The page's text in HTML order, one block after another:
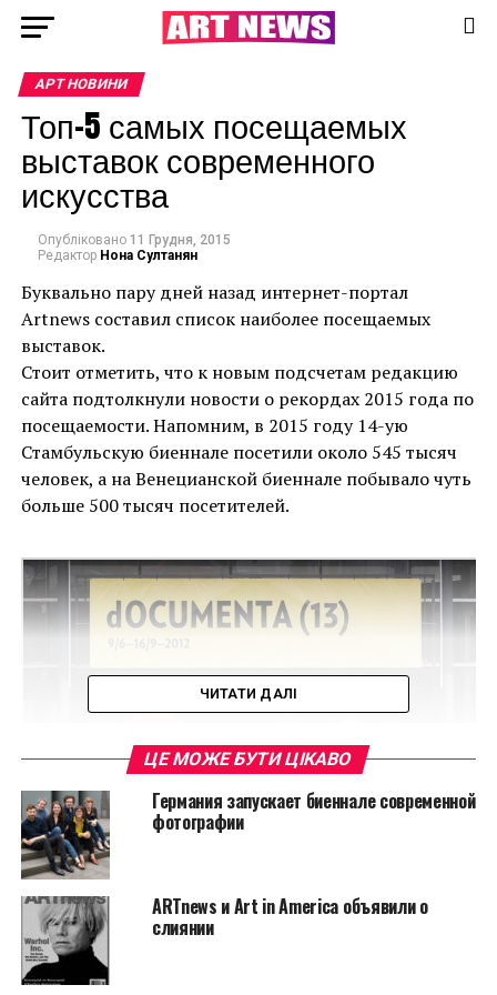
АРТ НОВИНИ
Топ-5 самых посещаемых
выставок современного
искусства
Опубліковано 11 Грудня, 2015
Редактор Нона Султанян
Буквально пару дней назад интернет-портал
Artnews составил список наиболее посещаемых
выставок.
Стоит отметить, что к новым подсчетам редакцию
сайта подтолкнули новости о рекордах 2015 года по
посещаемости. Напомним, в 2015 году 14-ую
Стамбульскую биеннале посетили около 545 тысяч
человек, а на Венецианской биеннале побывало чуть
больше 500 тысяч посетителей.
Выставка dOCUMЕNTA (13)
Читайте также:На аукционе Christie’s
продан портрет Мэрилин Монро
В пятерку наиболее посещаемых и популярных
ЧИТАТИ ДАЛІ
ЦЕ МОЖЕ БУТИ ЦІКАВО
Германия запускает биеннале современной
фотографии
ARTnews и Art in America объявили о
слиянии